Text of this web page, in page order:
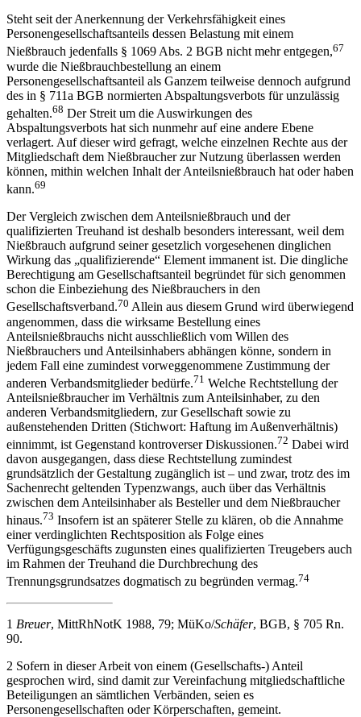
Steht seit der Anerkennung der Verkehrsfähigkeit eines
Personengesellschaftsanteils dessen Belastung mit einem
Nießbrauch jedenfalls § 1069 Abs. 2 BGB nicht mehr entgegen,67
wurde die Nießbrauchbestellung an einem
Personengesellschaftsanteil als Ganzem teilweise dennoch aufgrund
des in § 711a BGB normierten Abspaltungsverbots für unzulässig
gehalten.68 Der Streit um die Auswirkungen des
Abspaltungsverbots hat sich nunmehr auf eine andere Ebene
verlagert. Auf dieser wird gefragt, welche einzelnen Rechte aus der
Mitgliedschaft dem Nießbraucher zur Nutzung überlassen werden
können, mithin welchen Inhalt der Anteilsnießbrauch hat oder haben
kann.69
Der Vergleich zwischen dem Anteilsnießbrauch und der
qualifizierten Treuhand ist deshalb besonders interessant, weil dem
Nießbrauch aufgrund seiner gesetzlich vorgesehenen dinglichen
Wirkung das „qualifizierende“ Element immanent ist. Die dingliche
Berechtigung am Gesellschaftsanteil begründet für sich genommen
schon die Einbeziehung des Nießbrauchers in den
Gesellschaftsverband.70 Allein aus diesem Grund wird überwiegend
angenommen, dass die wirksame Bestellung eines
Anteilsnießbrauchs nicht ausschließlich vom Willen des
Nießbrauchers und Anteilsinhabers abhängen könne, sondern in
jedem Fall eine zumindest vorweggenommene Zustimmung der
anderen Verbandsmitglieder bedürfe.71 Welche Rechtstellung der
Anteilsnießbraucher im Verhältnis zum Anteilsinhaber, zu den
anderen Verbandsmitgliedern, zurGesellschaft sowie zu
außenstehenden Dritten (Stichwort: Haftung im Außenverhältnis)
einnimmt, ist Gegenstand kontroverser Diskussionen.72 Dabei wird
davon ausgegangen, dass diese Rechtstellung zumindest
grundsätzlich der Gestaltung zugänglich ist – und zwar, trotz des im
Sachenrecht geltenden Typenzwangs, auch über das Verhältnis
zwischen dem Anteilsinhaber als Besteller und dem Nießbraucher
hinaus.73 Insofern ist an späterer Stelle zu klären, ob die Annahme
einer verdinglichten Rechtsposition als Folge eines
Verfügungsgeschäfts zugunsten eines qualifizierten Treugebers auch
im Rahmen der Treuhand die Durchbrechung des
Trennungsgrundsatzes dogmatisch zu begründen vermag.74
1 Breuer, MittRhNotK 1988, 79; MüKo/Schäfer, BGB, § 705 Rn.
90.
2 Sofern in dieser Arbeit von einem (Gesellschafts-) Anteil
gesprochen wird, sind damit zur Vereinfachung mitgliedschaftliche
Beteiligungen an sämtlichen Verbänden, seien es
Personengesellschaften oder Körperschaften, gemeint.